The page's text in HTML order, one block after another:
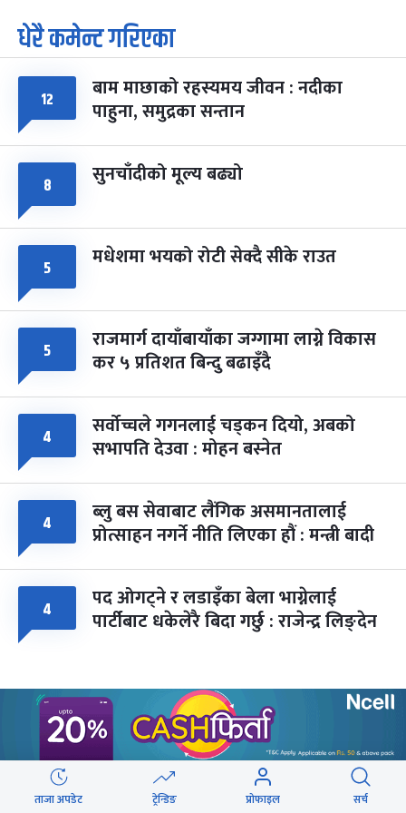
७
आइत
पूर्णिमा व्रत
चैत्र ७, २०८३-Mar 21, 2027
८ फागुपूर्णिमा
चैत्र ८, २०८३-Mar 22, 2027
७ महिना बाँकी
धेरै कमेन्ट गरिएका
१२ बाम माछाको रहस्यमय जीवन : नदीका
पाहुना, समुद्रका सन्तान
८ सुनचाँदीको मूल्य बढ्यो
५ मधेशमा भयको रोटी सेक्दै सीके राउत
५ राजमार्ग दायाँबायाँका जग्गामा लाग्ने विकास
कर ५ प्रतिशत बिन्दु बढाइँदै
४ सर्वोच्चले गगनलाई चड्कन दियो, अबको
सभापति देउवा : मोहन बस्नेत
४ ब्लु बस सेवाबाट लैंगिक असमानतालाई
प्रोत्साहन नगर्ने नीति लिएका हौं : मन्त्री बादी
४ पद ओगट्ने र लडाइँका बेला भाग्नेलाई
पार्टीबाट धकेलेरै बिदा गर्छु : राजेन्द्र लिङ्देन
वेबस्टोरिज
ताजा अपडेट ट्रेन्डिङ प्रोफाइल सर्च